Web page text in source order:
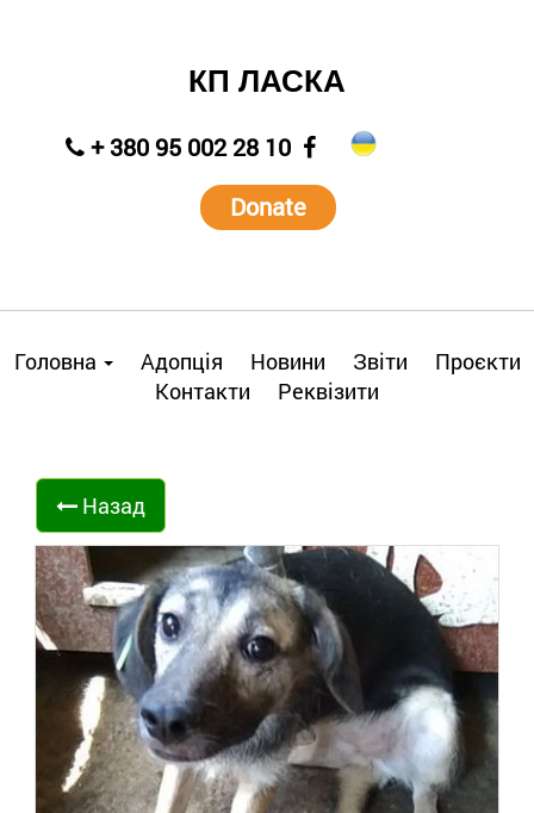
КП ЛАСКА
+ 380 95 002 28 10
Donate
Головна Адопція Новини Звіти
Проєкти
Контакти
Реквізити
Назад